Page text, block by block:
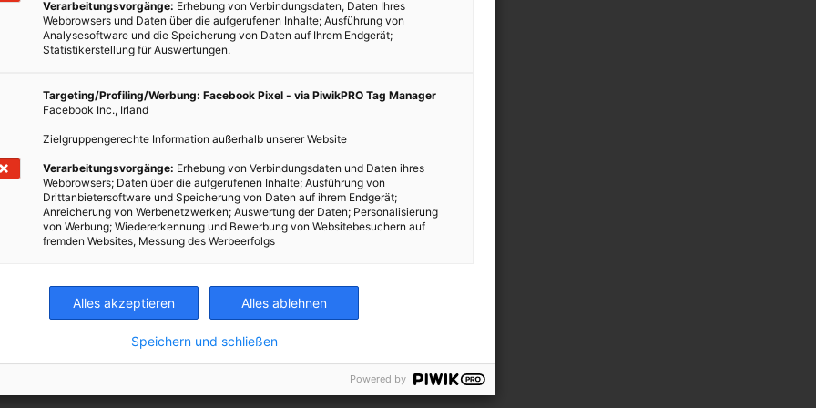
internationale Entwicklungen und Verbesserungen,
Strom zu sparen und die Umwelt zu schützen. Mit
nach zu mehr Artikel in diesem Themenbereich für
erzeugen als verbrauchen
an der ZAMG
werden mit erneuerbarer Energie, also Wind- und
Verarbeitungsvorgänge: Erhebung von Verbindungsdaten, Daten Ihres
Webbrowsers und Daten über die aufgerufenen Inhalte; Ausführung von
Analysesoftware und die Speicherung von Daten auf Ihrem Endgerät;
Statistikerstellung für Auswertungen.
Targeting/Profiling/Werbung: Facebook Pixel - via PiwikPRO Tag Manager
Facebook Inc., Irland
Zielgruppengerechte Information außerhalb unserer Website
Verarbeitungsvorgänge: Erhebung von Verbindungsdaten und Daten ihres
Webbrowsers; Daten über die aufgerufenen Inhalte; Ausführung von
Drittanbietersoftware und Speicherung von Daten auf ihrem Endgerät;
Anreicherung von Werbenetzwerken; Auswertung der Daten; Personalisierung
von Werbung; Wiedererkennung und Bewerbung von Websitebesuchern auf
fremden Websites, Messung des Werbeerfolgs
Alles akzeptieren Alles ablehnen
Speichern und schließen
Powered by